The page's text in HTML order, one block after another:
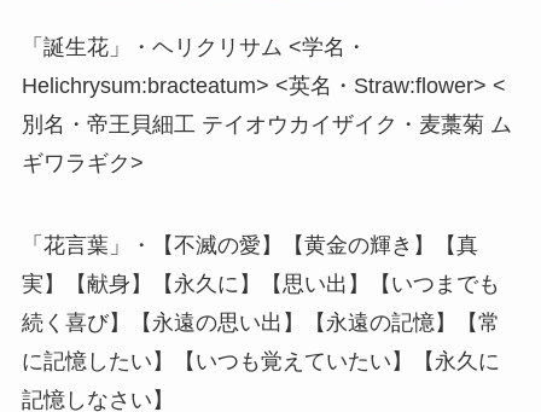
「誕生花」・ヘリクリサム <学名・
Helichrysum:bracteatum> <英名・Straw:flower> <
別名・帝王貝細工 テイオウカイザイク・麦藁菊 ム
ギワラギク>
「花言葉」・【不滅の愛】【黄金の輝き】【真
実】【献身】【永久に】【思い出】【いつまでも
続く喜び】【永遠の思い出】【永遠の記憶】【常
に記憶したい】【いつも覚えていたい】【永久に
記憶しなさい】